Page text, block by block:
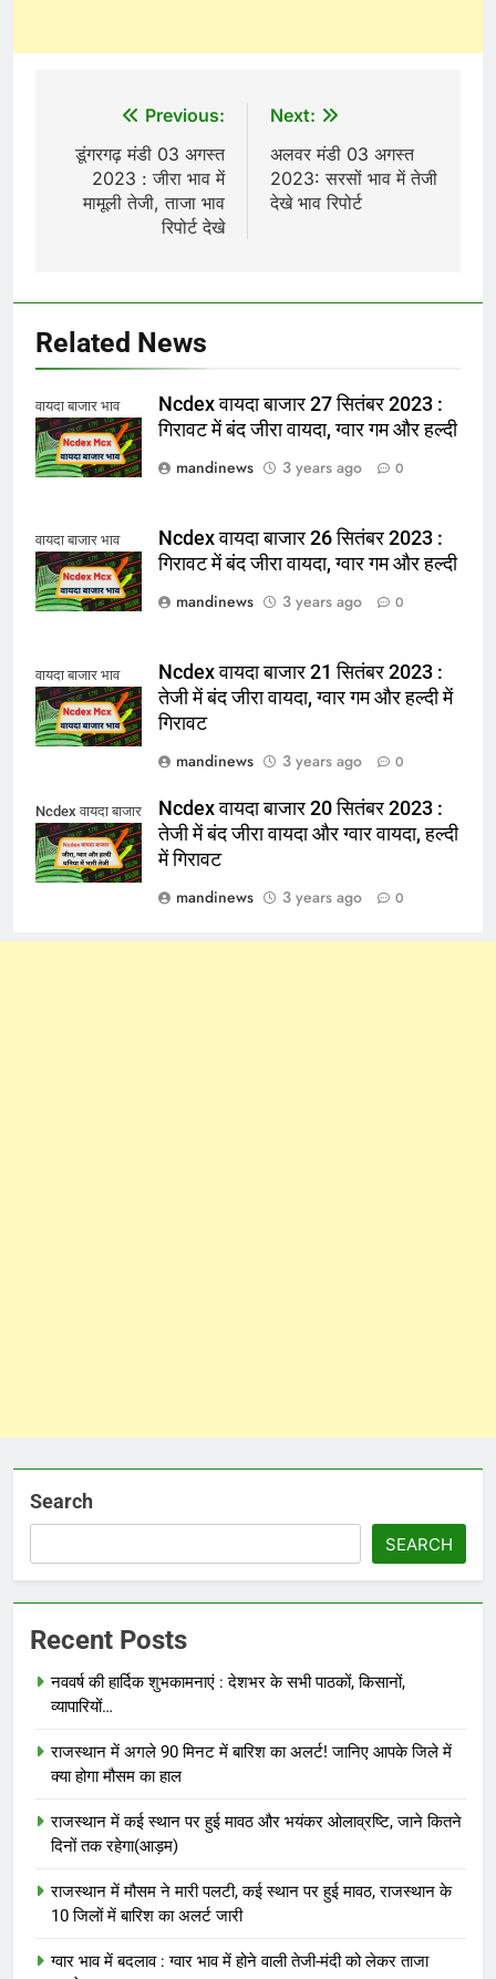
navigation
Previous:
डूंगरगढ़ मंडी 03 अगस्त
2023 : जीरा भाव में
मामूली तेजी, ताजा भाव
रिपोर्ट देखे
Next:
अलवर मंडी 03 अगस्त
2023: सरसों भाव में तेजी
देखे भाव रिपोर्ट
Related News
वायदा बाजार भाव
Ncdex वायदा बाजार 27 सितंबर 2023 :
गिरावट में बंद जीरा वायदा, ग्वार गम और हल्दी
mandinews
3 years ago 0
वायदा बाजार भाव
Ncdex वायदा बाजार 26 सितंबर 2023 :
गिरावट में बंद जीरा वायदा, ग्वार गम और हल्दी
mandinews
3 years ago 0
वायदा बाजार भाव
Ncdex वायदा बाजार 21 सितंबर 2023 :
तेजी में बंद जीरा वायदा, ग्वार गम और हल्दी में
गिरावट
mandinews
3 years ago 0
Ncdex वायदा बाजार
Ncdex वायदा बाजार 20 सितंबर 2023 :
तेजी में बंद जीरा वायदा और ग्वार वायदा, हल्दी
में गिरावट
mandinews
3 years ago 0
Search
SEARCH
Recent Posts
नववर्ष की हार्दिक शुभकामनाएं : देशभर के सभी पाठकों, किसानों,
व्यापारियों…
राजस्थान में अगले 90 मिनट में बारिश का अलर्ट! जानिए आपके जिले में
क्या होगा मौसम का हाल
राजस्थान में कई स्थान पर हुई मावठ और भयंकर ओलाव्रष्टि, जाने कितने
दिनों तक रहेगा(आड़म)
राजस्थान में मौसम ने मारी पलटी, कई स्थान पर हुई मावठ, राजस्थान के
10 जिलों में बारिश का अलर्ट जारी
ग्वार भाव में बदलाव : ग्वार भाव में होने वाली तेजी-मंदी को लेकर ताजा